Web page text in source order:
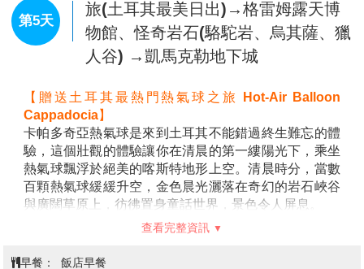
裡和慢裡概念，樹立國際大都會的潮流典範。值得把玩
的生活趣味、大都會的休閒品位、林立的精緻餐廳、歷
史文化及商業交融的獨特氛圍，讓人於繁忙都市中心慢
享美好時光。
ARGENT憑藉他對熊貓的喜愛以及前沿的藝術風格創造
了“I AM HERE”，賦予它獨有的多面體形象。亞振茲先
生希望通過這只巨型小可愛，打破嚴肅商業空間與人之
間的隔閡，為公眾帶來新鮮感，讓藝術融入城市地標。
【春熙路步行街】成都最具代表性、最繁華熱鬧的商業
步行街。該區域內有商業網點700餘家。春熙路的最大
特色在於匯集了眾多品牌的各類專賣店、以及擁有眾多
的中華老字號商場，是外地遊客和本地白領偏愛的購物
圓、夫妻肺片、韓包子、龍抄手...等都聚集在春熙路
第3天
3U3827 TFU/IST 0135/0630 9小時55
分
異國風情的迷人城市。漫步在聖索菲亞大教堂與藍色清
真寺外，感受歷史與建築的壯麗。沿著加拉達大橋欣賞
金角灣風光，體驗當地漁民的日常。探索巷弄間的傳統
市集與咖啡館，沉浸在濃厚的土耳其風情。這座城市將
古老與現代交織，每一個轉角都充滿驚喜。
【安卡拉Ankara】是土耳其的首都，也是該國的第二
大城市，僅次於伊斯坦堡。這座城市位於土耳其中部的
安那托利亞高原上，是政治、文化和經濟的重要中心。
馬人、拜占庭人和奧斯曼帝國的統治地。作為土耳其的